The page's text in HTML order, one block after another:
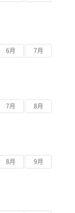
6月 7月
7月 8月
8月 9月